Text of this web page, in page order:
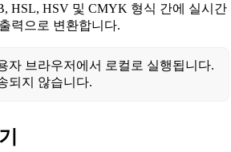
HSL, HSV 및 CMYK 형식 간에 실시간
력으로 변환합니다.
자 브라우저에서 로컬로 실행됩니다.
되지 않습니다.